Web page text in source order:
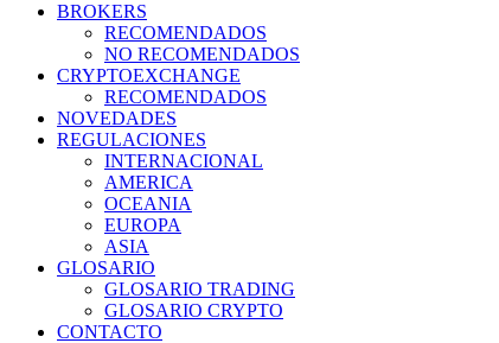
BROKERS
RECOMENDADOS
NO RECOMENDADOS
CRYPTOEXCHANGE
RECOMENDADOS
NOVEDADES
REGULACIONES
INTERNACIONAL
AMERICA
OCEANIA
EUROPA
ASIA
GLOSARIO
GLOSARIO TRADING
GLOSARIO CRYPTO
CONTACTO